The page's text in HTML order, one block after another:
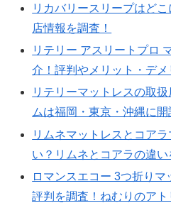
リカバリースリープはど
店情報を調査！
リテリー アスリートプロ
介！評判やメリット・デメ
リテリーマットレスの取
ムは福岡・東京・沖縄に開
リムネマットレスとコア
い？リムネとコアラの違い
ロマンスエコー 3つ折りマ
評判を調査！ねむりのア